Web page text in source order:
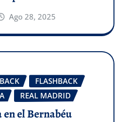
Ago 28, 2025
FLASHBACK
REAL MADRID
el Bernabéu